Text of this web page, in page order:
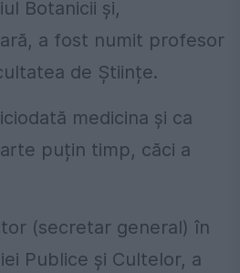
Botanicii și,
a fost numit profesor
de Științe.
medicina și ca
puțin timp, căci a
(secretar general) în
Publice și Cultelor, a